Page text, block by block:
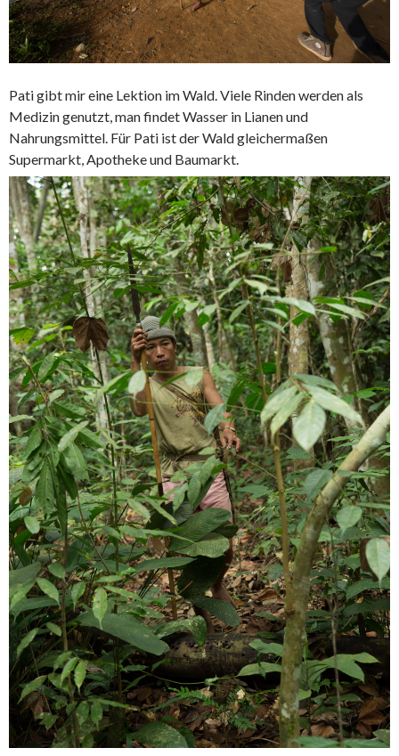
Pati gibt mir eine Lektion im Wald. Viele Rinden werden als
Medizin genutzt, man findet Wasser in Lianen und
Nahrungsmittel. Für Pati ist der Wald gleichermaßen
Supermarkt, Apotheke und Baumarkt.